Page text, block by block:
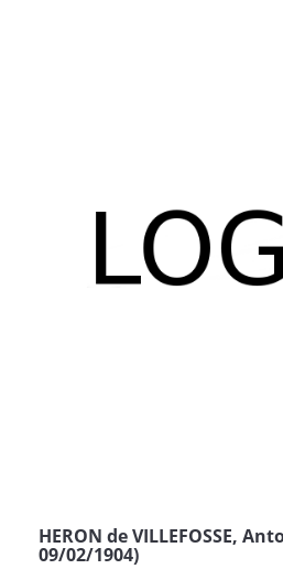
HERON de VILLEFOSSE,
09/02/1904)